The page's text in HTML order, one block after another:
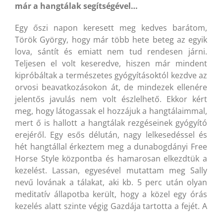
már a hangtálak segítségével…
Egy őszi napon keresett meg kedves barátom,
Török György, hogy már több hete beteg az egyik
lova, sántít és emiatt nem tud rendesen járni.
Teljesen el volt keseredve, hiszen már mindent
kipróbáltak a természetes gyógyításoktól kezdve az
orvosi beavatkozásokon át, de mindezek ellenére
jelentős javulás nem volt észlelhető. Ekkor kért
meg, hogy látogassak el hozzájuk a hangtálaimmal,
mert ő is hallott a hangtálak rezgéseinek gyógyító
erejéről. Egy esős délután, nagy lelkesedéssel és
hét hangtállal érkeztem meg a dunabogdányi Free
Horse Style központba és hamarosan elkezdtük a
kezelést. Lassan, egyesével mutattam meg Sally
nevű lovának a tálakat, aki kb. 5 perc után olyan
meditatív állapotba került, hogy a közel egy órás
kezelés alatt szinte végig Gazdája tartotta a fejét. A